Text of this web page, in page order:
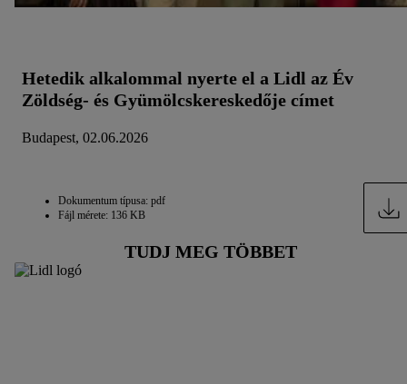
Hetedik alkalommal nyerte el a Lidl az Év
Zöldség- és Gyümölcskereskedője címet
Budapest, 02.06.2026
Dokumentum típusa: pdf
Fájl mérete: 136 KB
TUDJ MEG TÖBBET